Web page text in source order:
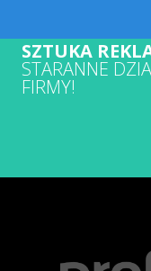
SZTUKA
STARANNE
FIRMY!